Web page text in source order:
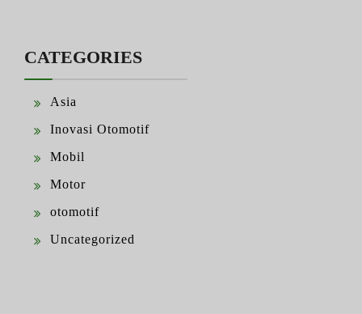
CATEGORIES
Asia
Inovasi Otomotif
Mobil
Motor
otomotif
Uncategorized